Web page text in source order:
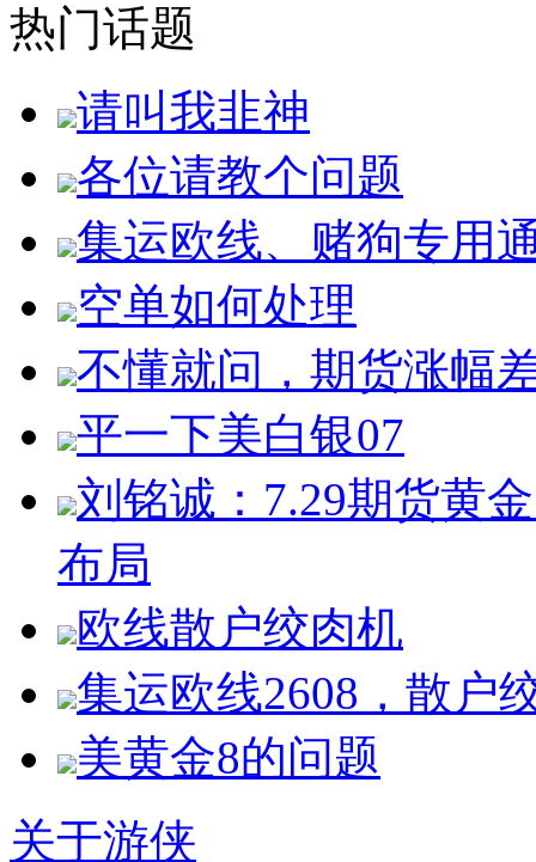
热门话题
请叫我韭神
各位请教个问题
集运欧线、赌狗专用
空单如何处理
不懂就问，期货涨幅
平一下美白银07
刘铭诚：7.29期货黄
布局
欧线散户绞肉机
集运欧线2608，散户
美黄金8的问题
关于游侠